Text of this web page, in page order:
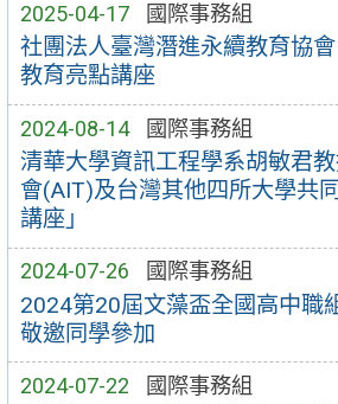
2025-04-17 國際事務組
社團法人臺灣潛進永續教育協
教育亮點講座
2024-08-14 國際事務組
清華大學資訊工程學系胡敏君
會(AIT)及台灣其他四所大學共
講座」
2024-07-26 國際事務組
2024第20屆文藻盃全國高中職
敬邀同學參加
2024-07-22 國際事務組